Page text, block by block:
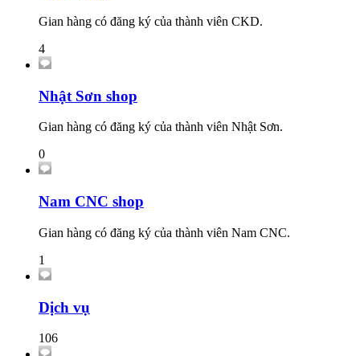
Gian hàng có đăng ký của thành viên CKD.
4
Nhật Sơn shop
Gian hàng có đăng ký của thành viên Nhật Sơn.
0
Nam CNC shop
Gian hàng có đăng ký của thành viên Nam CNC.
1
Dịch vụ
106